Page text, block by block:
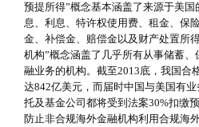
预提所得”概念基本涵盖了来源于美
息、利息、特许权使用费、租金、保
金、补偿金、赔偿金以及财产处置所
机构”概念涵盖了几乎所有从事储蓄
融业务的机构。截至2013底，我国合
达842亿美元，而届时中国与美国有
托及基金公司都将受到法案30%扣缴
防止非合规海外金融机构利用合规海